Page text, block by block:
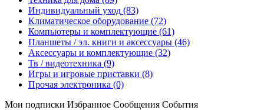
Индивидуальный уход (83)
Климатическое оборудование (72)
Компьютеры и комплектующие (61)
Планшеты / эл. книги и аксессуары (46)
Аксессуары и комплектующие (32)
Тв / видеотехника (9)
Игры и игровые приставки (8)
Прочая электроника (0)
Мои подписки Избранное Сообщения События